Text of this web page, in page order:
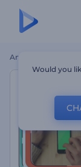
Ana Sayfa
Would you